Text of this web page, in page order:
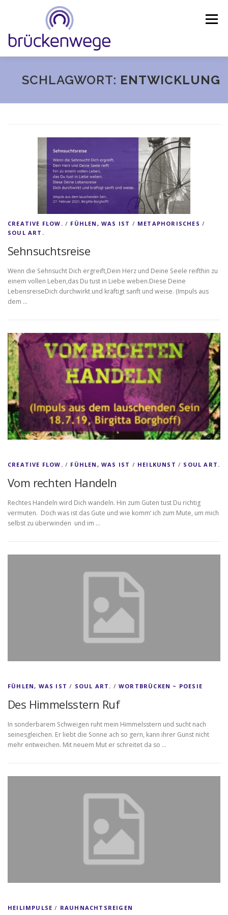
Menu
ANGEBOT FORSCHUNGSSTUDIE COACHING
ABOUT DE
SCHLAGWORT: ENTWICKLUNG
CREATIVE FLOW. / FÜHLEN, WAS IST / METAPHORISCHES /
SOUL ART.
Sehnsuchtsreise
Wenn die Sehnsucht Dich ergreift,Dein Herz und Deine Seele reifthin zu
einem vollen Leben,das Du tust in Liebe weben.Diese Deine
LebensreiseDich durchwirkt und kräftigt sanft und weise. (Impuls aus
dem …
CREATIVE FLOW. / FÜHLEN, WAS IST / HEILKUNST / SOUL ART.
Vom rechten Handeln
Rechtes Handeln wird Dich wandeln. Hin zum Guten tust Du richtig
vermuten. Doch was ist das Gute und wie komm‘ ich zum Mute, um mich
selbst zu überwinden und im …
FÜHLEN, WAS IST / SOUL ART. /WORTBRÜCKEN ~ POESIE
Des Himmelsstern Ruf
In sonderbarem Schweigen ruht mein Himmelsstern und sucht nach
seinesgleichen. Er liebt die Sonne ach so gern, kann ihrer Gunst nicht
mehr entweichen. Mit neuem Mut er schreitet da so …
HEILIMPULSE / RAUHNACHTSREIGEN